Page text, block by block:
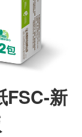
FSC-新